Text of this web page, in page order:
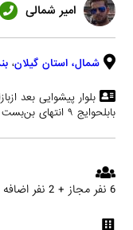
امیر شمالی
شمال، استان گیلان،
بلوار پیشوایی بعد
بابلحوایج ۹ انتهای بن‌بست وثوقی
6 نفر مجاز + 2 نفر اضافه